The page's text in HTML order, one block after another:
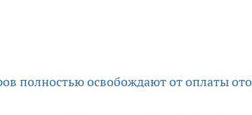
полностью освобождают от оплаты